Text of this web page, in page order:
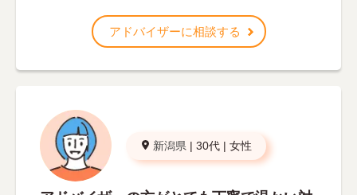
アドバイザーに相談する
新潟県 | 30代 | 女性